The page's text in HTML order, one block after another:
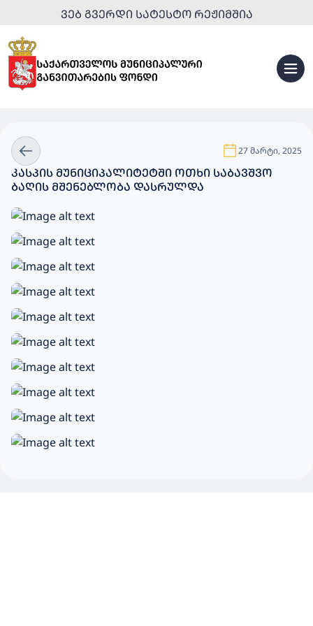
ᲕᲔᲑ ᲒᲕᲔᲠᲓᲘ ᲡᲐᲢᲔᲡᲢᲝ ᲠᲔᲟᲘᲛᲨᲘᲐ
27 მარტი, 2025
ᲙᲐᲡᲞᲘᲡ ᲛᲣᲜᲘᲪᲘᲞᲐᲚᲘᲢᲔᲢᲨᲘ ᲝᲗᲮᲘ ᲡᲐᲑᲐᲕᲨᲕᲝ
ᲑᲐᲦᲘᲡ ᲛᲨᲔᲜᲔᲑᲚᲝᲑᲐ ᲓᲐᲡᲠᲣᲚᲓᲐ